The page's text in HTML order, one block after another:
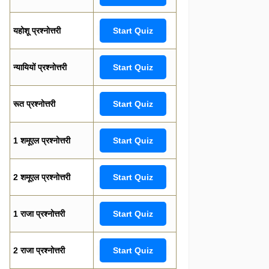
यहोशू प्रश्नोत्तरी Start Quiz
न्यायियों प्रश्नोत्तरी Start Quiz
रूत प्रश्नोत्तरी Start Quiz
1 शमूएल प्रश्नोत्तरी Start Quiz
2 शमूएल प्रश्नोत्तरी Start Quiz
1 राजा प्रश्नोत्तरी Start Quiz
2 राजा प्रश्नोत्तरी Start Quiz